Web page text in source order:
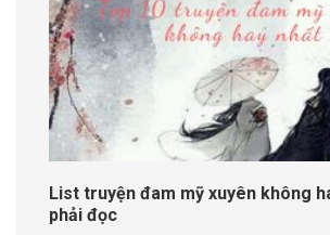
List truyện đam mỹ xuyên không
phải đọc